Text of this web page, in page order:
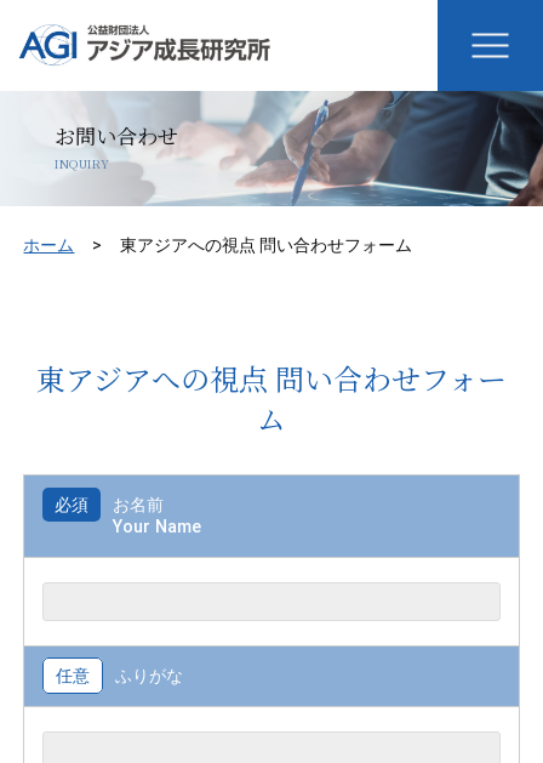
お問い合わせ
INQUIRY
ホーム 東アジアへの視点 問い合わせフォーム
東アジアへの視点 問い合わせフォー
ム
必須
お名前
Your Name
任意 ふりがな